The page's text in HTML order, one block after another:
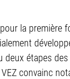
la
étapes
convainc